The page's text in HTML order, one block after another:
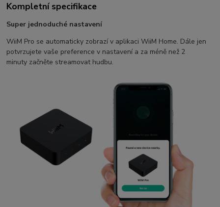
Kompletní specifikace
Super jednoduché nastavení
WiiM Pro se automaticky zobrazí v aplikaci WiiM Home. Dále jen
potvrzujete vaše preference v nastavení a za méně než 2
minuty začněte streamovat hudbu.